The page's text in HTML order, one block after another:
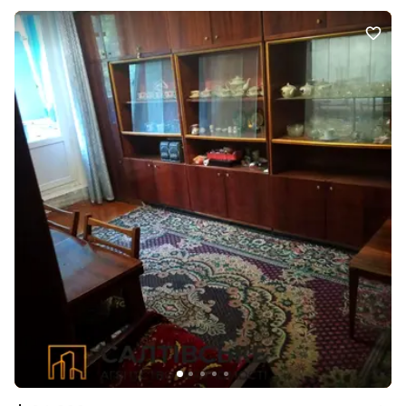
код на наші номери в месенджерах Viber/Telegram/WhatsApp або
просто в смс-повідомленні та з Вами звяжуться найближчим
часом.